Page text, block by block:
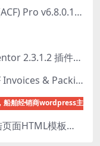
亲测Advanced Custom Fields (ACF) Pro v6.8.0.1 + Advanced Custom Fields: Extended PRO v0.9.2.3 | 网站开发自定义字段插件下载
亲测Jet Theme Core For Elementor 2.3.1.2 插件下载
亲测+稀缺WooCommerce PDF Invoices & Packing Slips Professional v2.20.0 + Templates v2.25.1 [by WpOverNight] WooCommerce PDF 发票和装箱单插件下载
船舶经销商wordpress主题下
Crone v1.1.0 – 创意多用途登陆页面HTML模板下载